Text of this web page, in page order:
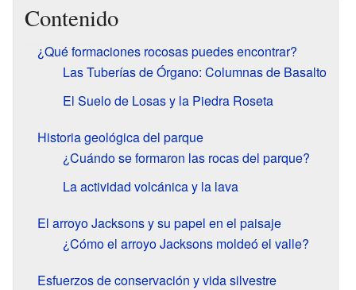
Contenido
¿Qué formaciones rocosas puedes encontrar?
Las Tuberías de Órgano: Columnas de Basalto
El Suelo de Losas y la Piedra Roseta
Historia geológica del parque
¿Cuándo se formaron las rocas del parque?
La actividad volcánica y la lava
El arroyo Jacksons y su papel en el paisaje
¿Cómo el arroyo Jacksons moldeó el valle?
Esfuerzos de conservación y vida silvestre